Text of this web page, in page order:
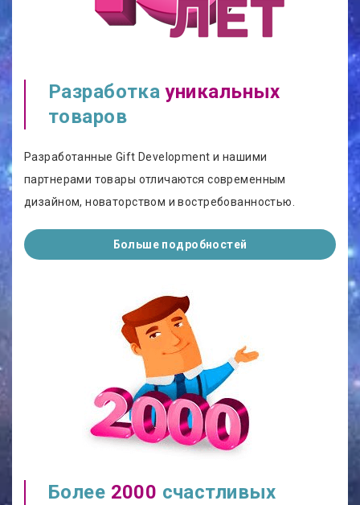
Разработка уникальных
товаров
Разработанные Gift Development и нашими
партнерами товары отличаются современным
дизайном, новаторством и востребованностью.
Больше подробностей
Более 2000 счастливых